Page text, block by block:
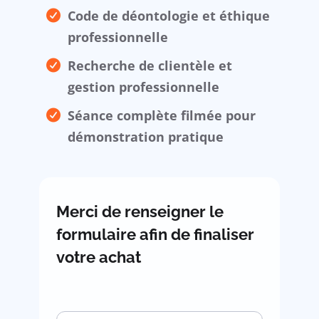
Code de déontologie et éthique
professionnelle
Recherche de clientèle et
gestion professionnelle
Séance complète filmée pour
démonstration pratique
Merci de renseigner le
formulaire afin de finaliser
votre achat